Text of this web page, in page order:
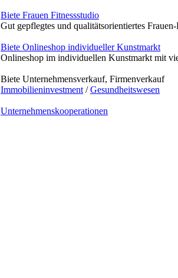
Biete Frauen Fitnessstudio
Gut gepflegtes und qualitätsorientiertes
Biete Onlineshop individueller Kunstmarkt
Onlineshop im individuellen Kunstmarkt mit
Biete Unternehmensverkauf, Firmenverkauf
Immobilieninvestment /Gesundheitswesen
Unternehmenskooperationen